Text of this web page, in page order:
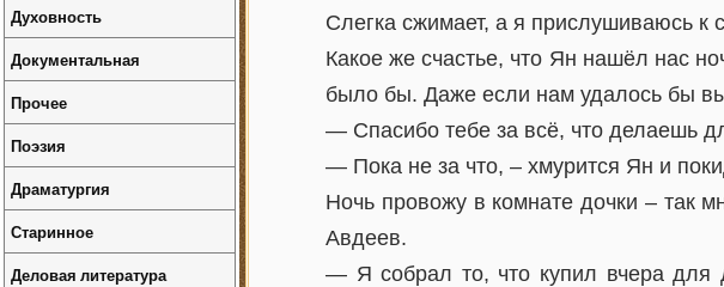
Слегка сжимает, а я прислушиваюсь
Какое же счастье, что Ян нашёл нас
было бы. Даже если нам удалось бы
— Спасибо тебе за всё, что делаешь
— Пока не за что, – хмурится Ян и
Ночь провожу в комнате дочки – так
Авдеев.
— Я собрал то, что купил вчера для
Духовность
Документальная
Прочее
Поэзия
Драматургия
Старинное
Деловая литература